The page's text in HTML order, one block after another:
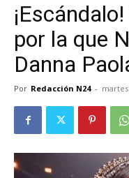
por la que
Danna
Por Redacción N24 - martes